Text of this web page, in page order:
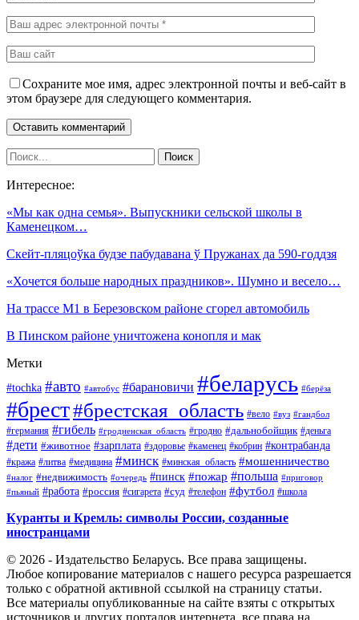
Сохраните мое имя, адрес электронной почты и веб-сайт в
этом браузере для следующего комментария.
Интересное:
«Мы как одна семья». Выпускники сельской школы в
Каменецком…
Скейт-пляцоўка будзе пабудавана ў Пружанах да 590-годдзя
«Хочется больше народных праздников». Шумно и весело…
На трассе М1 в Березовском районе сгорел автомобиль
В Пинском районе уничтожена конопля и мак
Метки
#tochka #авто #автобус #барановичи #беларусь #берёза
#брест#брестская_область #вело #вуз #гандбол
#германия #гибель #гродненская_область #гродно #дальнобойщик #деньга
#дети #животное #зарплата #здоровье #каменец #кобрин #контрабанда
#кража #литва #медицина #минск #минская_область #мошенничество
#налог #недвижимость #очередь #пинск #пожар #польша #приговор
#пьяный #работа #россия #сигарета #суд #телефон #футбол #школа
Куранты и Кремль: символы России, созданные
иностранцами
© 2026 - Издательство Беларусь. Все права защищены.
Любое копирование материалов с нашего ресурса разрешается
только с обратной активной ссылкой на страницу статьи.
Все материалы опубликованные на сайте взяты с открытых
источников и других порталов интернета, все права на